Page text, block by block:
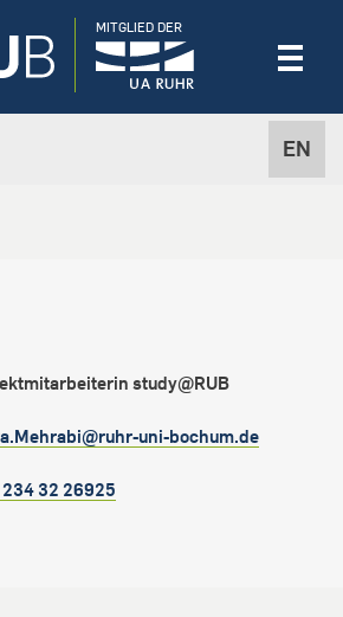
EN
MITGLIED DER
study@RUB
uni-bochum.de
32 26925